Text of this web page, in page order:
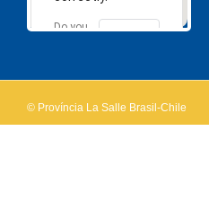
Do you
OK
© Província La Salle Brasil-Chile